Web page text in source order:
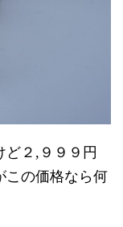
ど２,９９９円
この価格なら何